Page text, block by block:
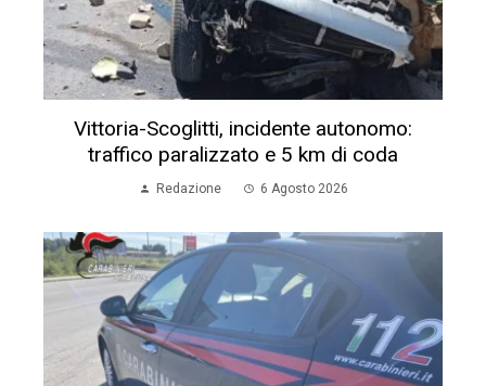
Vittoria-Scoglitti, incidente autonomo:
traffico paralizzato e 5 km di coda
Redazione 6 Agosto 2026